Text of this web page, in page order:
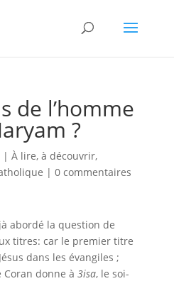
de l’homme
?
| À lire, à découvrir,
| 0 commentaires
abordé la question de
titres: car le premier titre
dans les évangiles ;
Coran donne à 3isa, le soi-